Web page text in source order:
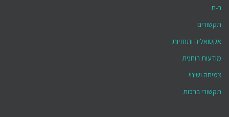
ר-ת
תקשורים
אקטואליה ותחזיות
מודעות רוחנית
צמיחה ושינוי
תקשורי ברכות